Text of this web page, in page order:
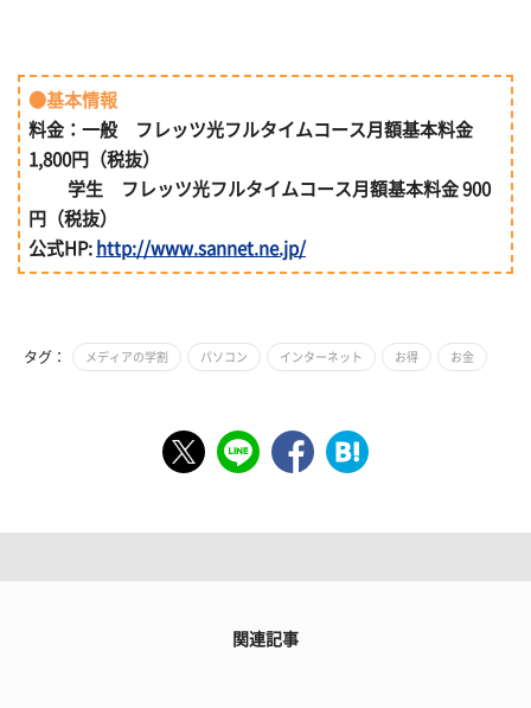
●基本情報
料金：一般 フレッツ光フルタイムコース月額基本料金
1,800円（税抜）
学生 フレッツ光フルタイムコース月額基本料金 900
円（税抜）
公式HP: http://www.sannet.ne.jp/
タグ： メディアの学割 パソコン インターネット お得 お金
関連記事